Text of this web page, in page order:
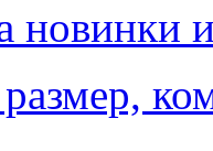
новинки